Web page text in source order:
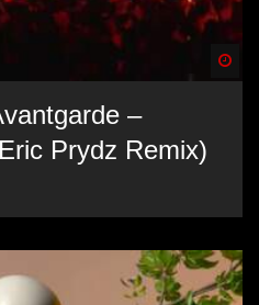
–
Prydz Remix)